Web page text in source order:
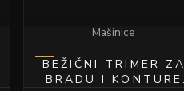
Mašinice
BEŽIČNI TRIMER ZA
BRADU I KONTURE